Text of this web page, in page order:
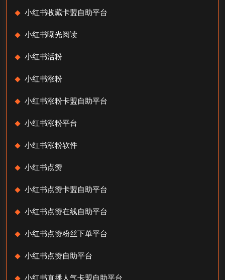
小红书收藏卡盟自助平台
小红书曝光阅读
小红书活粉
小红书涨粉
小红书涨粉卡盟自助平台
小红书涨粉平台
小红书涨粉软件
小红书点赞
小红书点赞卡盟自助平台
小红书点赞在线自助平台
小红书点赞粉丝下单平台
小红书点赞自助平台
小红书直播人气卡盟自助平台